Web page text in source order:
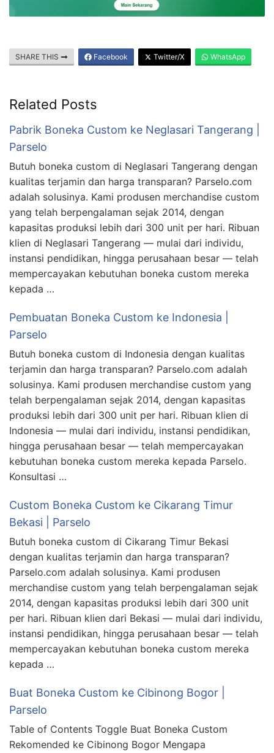
SHARE THIS Facebook Twitter/X WhatsApp
Related Posts
Pabrik Boneka Custom ke Neglasari Tangerang |
Parselo
Butuh boneka custom di Neglasari Tangerang dengan
kualitas terjamin dan harga transparan? Parselo.com
adalah solusinya. Kami produsen merchandise custom
yang telah berpengalaman sejak 2014, dengan
kapasitas produksi lebih dari 300 unit per hari. Ribuan
klien di Neglasari Tangerang — mulai dari individu,
instansi pendidikan, hingga perusahaan besar — telah
mempercayakan kebutuhan boneka custom mereka
kepada …
Pembuatan Boneka Custom ke Indonesia |
Parselo
Butuh boneka custom di Indonesia dengan kualitas
terjamin dan harga transparan? Parselo.com adalah
solusinya. Kami produsen merchandise custom yang
telah berpengalaman sejak 2014, dengan kapasitas
produksi lebih dari 300 unit per hari. Ribuan klien di
Indonesia — mulai dari individu, instansi pendidikan,
hingga perusahaan besar — telah mempercayakan
kebutuhan boneka custom mereka kepada Parselo.
Konsultasi …
Custom Boneka Custom ke Cikarang Timur
Bekasi | Parselo
Butuh boneka custom di Cikarang Timur Bekasi
dengan kualitas terjamin dan harga transparan?
Parselo.com adalah solusinya. Kami produsen
merchandise custom yang telah berpengalaman sejak
2014, dengan kapasitas produksi lebih dari 300 unit
per hari. Ribuan klien dari Bekasi — mulai dari individu,
instansi pendidikan, hingga perusahaan besar — telah
mempercayakan kebutuhan boneka custom mereka
kepada …
Buat Boneka Custom ke Cibinong Bogor |
Parselo
Table of Contents Toggle Buat Boneka Custom
Rekomended ke Cibinong Bogor Mengapa